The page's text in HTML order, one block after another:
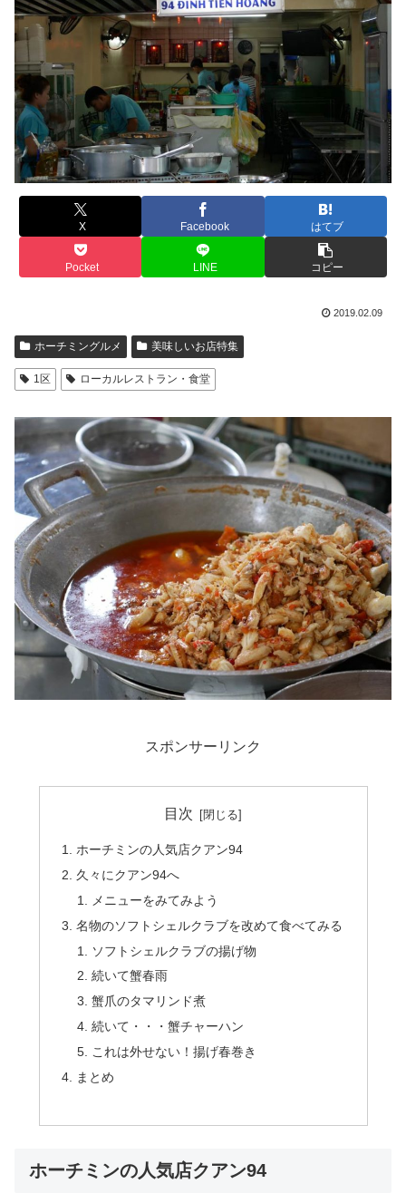
X Facebook はてブ
Pocket LINE コピー
2019.02.09
ホーチミングルメ 美味しいお店特集
1区 ローカルレストラン・食堂
スポンサーリンク
目次
ホーチミンの人気店クアン94
久々にクアン94へ
メニューをみてみよう
名物のソフトシェルクラブを改めて食べてみる
ソフトシェルクラブの揚げ物
続いて蟹春雨
蟹爪のタマリンド煮
続いて・・・蟹チャーハン
これは外せない！揚げ春巻き
まとめ
ホーチミンの人気店クアン94